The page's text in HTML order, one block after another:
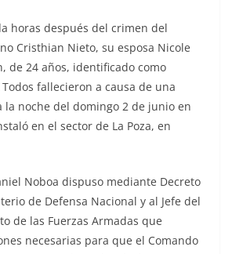
horas después del crimen del
Cristhian Nieto, su esposa Nicole
de 24 años, identificado como
fallecieron a causa de una
la noche del domingo 2 de junio en
en el sector de La Poza, en
Noboa dispuso mediante Decreto
de Defensa Nacional y al Jefe del
de las Fuerzas Armadas que
necesarias para que el Comando